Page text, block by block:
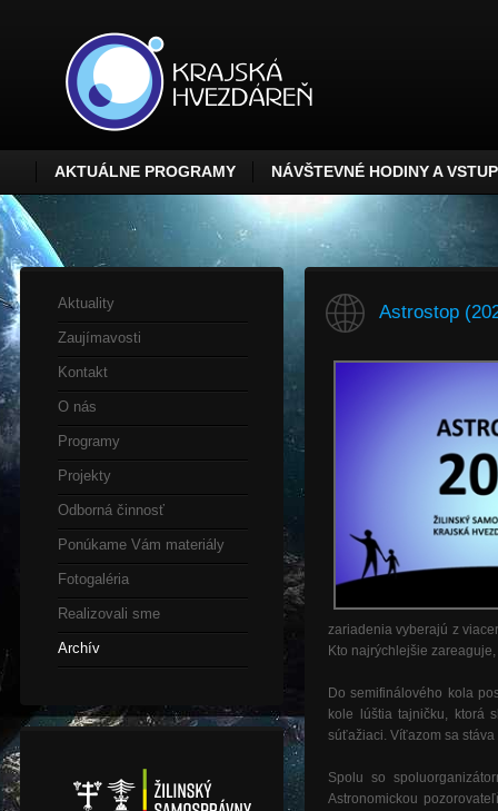
AKTUÁLNE PROGRAMY NÁVŠTEVNÉ HODINY A
Aktuality
Zaujímavosti
Kontakt
O nás
Programy
Projekty
Odborná činnosť
Ponúkame Vám materiály
Fotogaléria
Realizovali sme
Archív
Astrostop
zariadenia vyberajú z
Kto najrýchlejšie
Do semifinálového kola
kole lúštia tajničku, ktorá
súťažiaci. Víťazom sa stáva
Spolu so
Astronomickou